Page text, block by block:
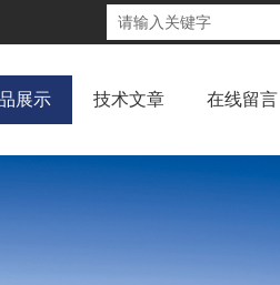
展示 技术文章 在线留言